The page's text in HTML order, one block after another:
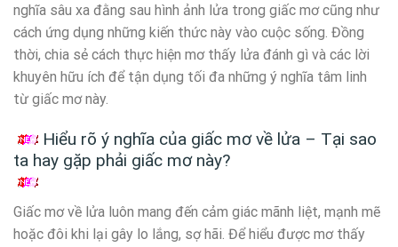
nghĩa sâu xa đằng sau hình ảnh lửa trong giấc mơ cũng như
cách ứng dụng những kiến thức này vào cuộc sống. Đồng
thời, chia sẻ cách thực hiện mơ thấy lửa đánh gì và các lời
khuyên hữu ích để tận dụng tối đa những ý nghĩa tâm linh
từ giấc mơ này.
Hiểu rõ ý nghĩa của giấc mơ về lửa – Tại sao
ta hay gặp phải giấc mơ này?
Giấc mơ về lửa luôn mang đến cảm giác mãnh liệt, mạnh mẽ
hoặc đôi khi lại gây lo lắng, sợ hãi. Để hiểu được mơ thấy